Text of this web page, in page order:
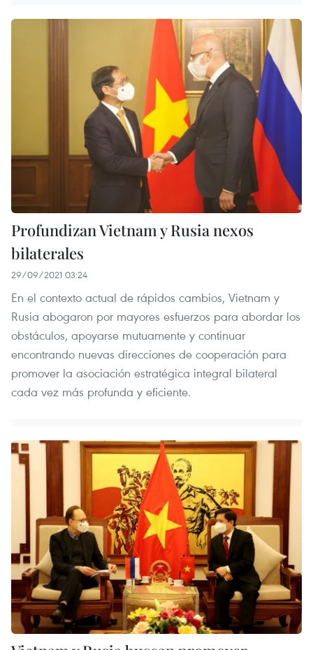
Profundizan Vietnam y Rusia nexos
bilaterales
29/09/2021 03:24
En el contexto actual de rápidos cambios, Vietnam y
Rusia abogaron por mayores esfuerzos para abordar los
obstáculos, apoyarse mutuamente y continuar
encontrando nuevas direcciones de cooperación para
promover la asociación estratégica integral bilateral
cada vez más profunda y eficiente.